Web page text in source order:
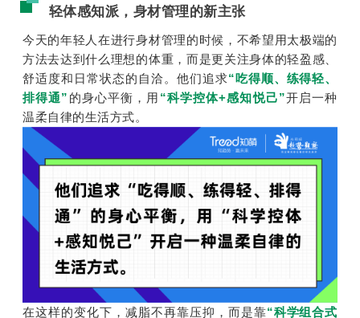
轻体感知派，身材管理的新主张
今天的年轻人在进行身材管理的时候，不希望用太极端的
方法去达到什么理想的体重，而是更关注身体的轻盈感、
舒适度和日常状态的自洽。他们追求“吃得顺、练得轻、
排得通” 的身心平衡，用 “科学控体+感知悦己”开启一种
温柔自律的生活方式。
在这样的变化下，减脂不再靠压抑，而是靠“科学组合式